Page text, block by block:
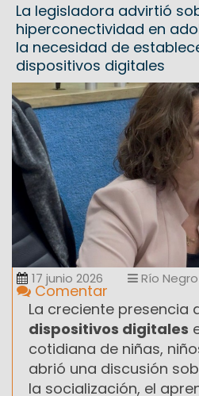
La legisladora advirtió
hiperconectividad en
la necesidad de
dispositivos digitales
17 junio 2026 Río Negro
Comentar
La creciente presencia
dispositivos digitales
cotidiana de niñas,
abrió una discusión
la socialización, el